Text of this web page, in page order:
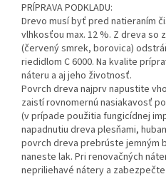
PRÍPRAVA PODKLADU:
Drevo musí byť pred natieraním
vlhkosťou max. 12 %. Z dreva so
(červený smrek, borovica)
riedidlom C 6000. Na kvalite
náteru a aj jeho životnosť.
Povrch dreva najprv napustite
zaistí rovnomernú nasiakavosť
(v prípade použitia fungicídnej
napadnutiu dreva plesňami,
povrch dreva prebrúste jemným
naneste lak. Pri renovačných
nepriliehavé nátery a